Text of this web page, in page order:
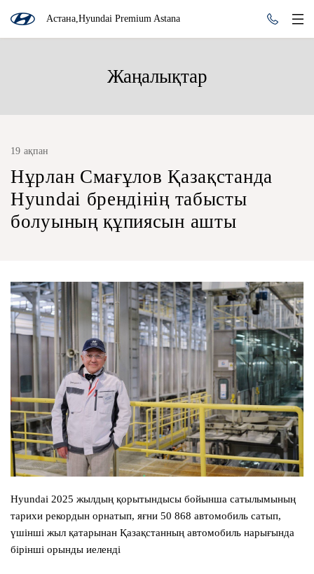
Астана,Hyundai Premium Astana
Жаңалықтар
19 ақпан
Нұрлан Смағұлов Қазақстанда
Hyundai брендінің табысты
болуының құпиясын ашты
Hyundai 2025 жылдың қорытындысы бойынша сатылымының
тарихи рекордын орнатып, яғни 50 868 автомобиль сатып,
үшінші жыл қатарынан Қазақстанның автомобиль нарығында
бірінші орынды иеленді